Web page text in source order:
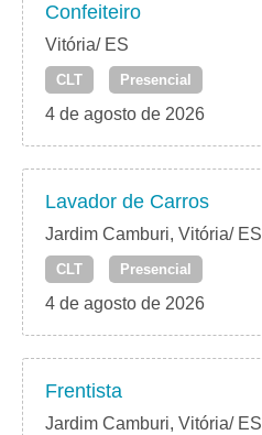
Confeiteiro
Vitória/ ES
CLT Presencial
4 de agosto de 2026
Lavador de Carros
Jardim Camburi, Vitória/ ES
CLT Presencial
4 de agosto de 2026
Frentista
Jardim Camburi, Vitória/ ES